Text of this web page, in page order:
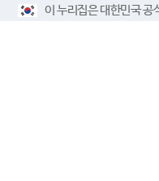
이 누리집은 대한민국 공